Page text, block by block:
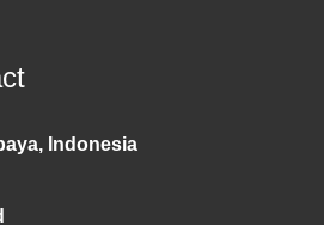
Indonesia